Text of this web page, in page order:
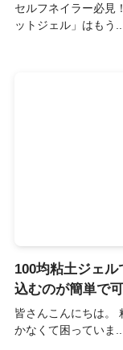
セルフネイラー必見
ットジェル」はもう...
100均粘土ジェ
込むのが簡単で
皆さんこんにちは。
かなくて困っていま...